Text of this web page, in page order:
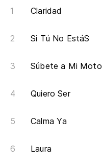
Claridad
Si Tú No EstáS
Súbete a Mi Moto
Quiero Ser
Calma Ya
Laura